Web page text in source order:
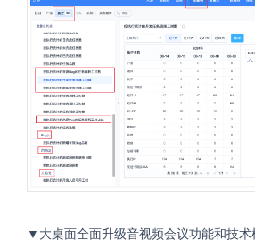
▼大桌面全面升级音视频会议功能和技术